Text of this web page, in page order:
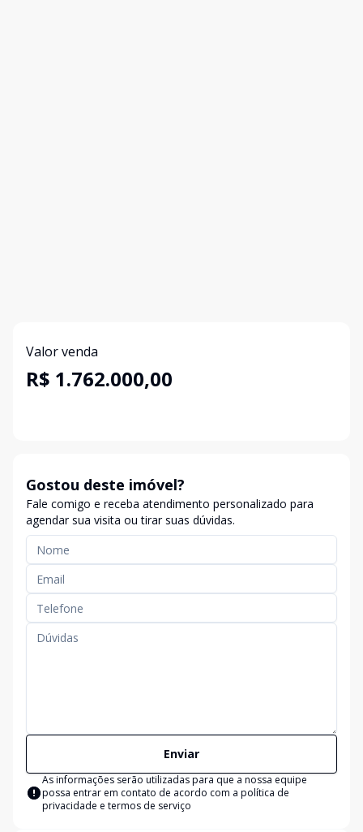
Valor venda
R$ 1.762.000,00
Gostou deste imóvel?
Fale comigo e receba atendimento personalizado para
agendar sua visita ou tirar suas dúvidas.
Enviar
As informações serão utilizadas para que a nossa equipe
possa entrar em contato de acordo com a política de
privacidade e termos de serviço